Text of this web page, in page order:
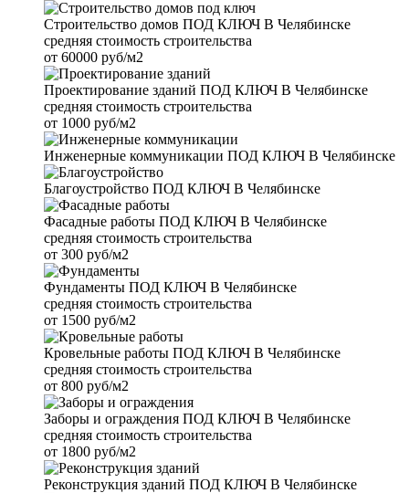
Строительство домов ПОД КЛЮЧ В Челябинске
средняя стоимость строительства
от 60000 руб/м2
Проектирование зданий ПОД КЛЮЧ В Челябинске
средняя стоимость строительства
от 1000 руб/м2
Инженерные коммуникации ПОД КЛЮЧ В Челябинске
Благоустройство ПОД КЛЮЧ В Челябинске
Фасадные работы ПОД КЛЮЧ В Челябинске
средняя стоимость строительства
от 300 руб/м2
Фундаменты ПОД КЛЮЧ В Челябинске
средняя стоимость строительства
от 1500 руб/м2
Кровельные работы ПОД КЛЮЧ В Челябинске
средняя стоимость строительства
от 800 руб/м2
Заборы и ограждения ПОД КЛЮЧ В Челябинске
средняя стоимость строительства
от 1800 руб/м2
Реконструкция зданий ПОД КЛЮЧ В Челябинске